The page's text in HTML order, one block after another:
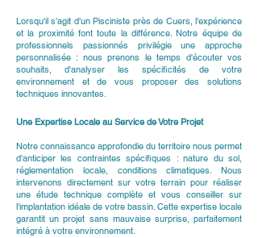
Lorsqu'il s'agit d'un Pisciniste près de Cuers, l'expérience
et la proximité font toute la différence. Notre équipe de
professionnels passionnés privilégie une approche
personnalisée : nous prenons le temps d'écouter vos
souhaits, d'analyser les spécificités de votre
environnement et de vous proposer des solutions
techniques innovantes.
Une Expertise Locale au Service de Votre Projet
Notre connaissance approfondie du territoire nous permet
d'anticiper les contraintes spécifiques : nature du sol,
réglementation locale, conditions climatiques. Nous
intervenons directement sur votre terrain pour réaliser
une étude technique complète et vous conseiller sur
l'implantation idéale de votre bassin. Cette expertise locale
garantit un projet sans mauvaise surprise, parfaitement
intégré à votre environnement.